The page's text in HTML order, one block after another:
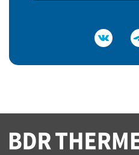
Подтвердить e-mail
Вы соглашаетесь с
конфеденциальности